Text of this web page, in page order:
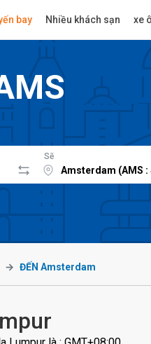
bay Nhiều khách sạn xe
Sẽ
ĐẾN Amsterdam